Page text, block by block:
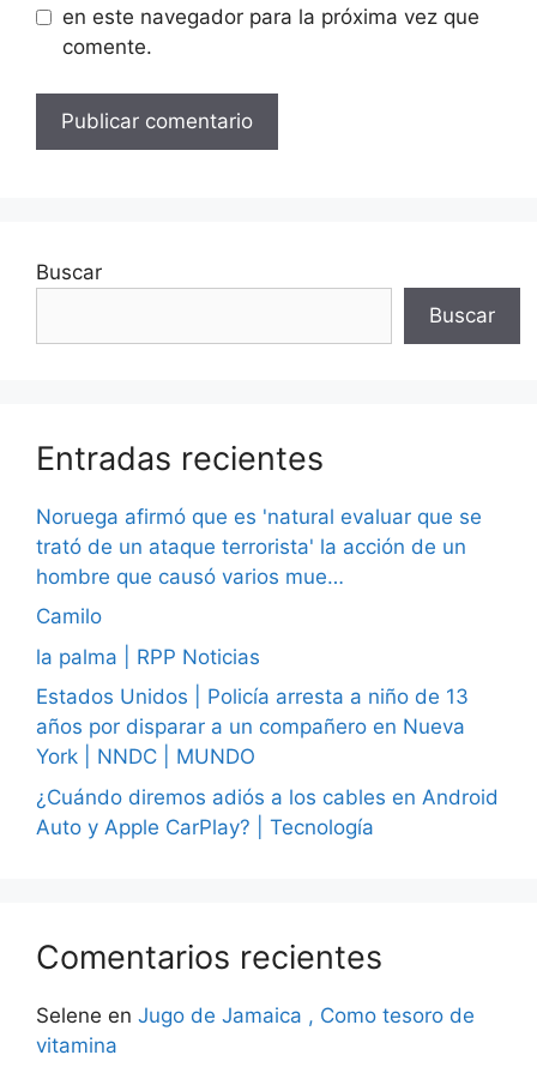
en este navegador para la próxima vez que
comente.
Buscar
Buscar
Entradas recientes
Noruega afirmó que es 'natural evaluar que se
trató de un ataque terrorista' la acción de un
hombre que causó varios mue…
Camilo
la palma | RPP Noticias
Estados Unidos | Policía arresta a niño de 13
años por disparar a un compañero en Nueva
York | NNDC | MUNDO
¿Cuándo diremos adiós a los cables en Android
Auto y Apple CarPlay? | Tecnología
Comentarios recientes
Selene en Jugo de Jamaica , Como tesoro de
vitamina